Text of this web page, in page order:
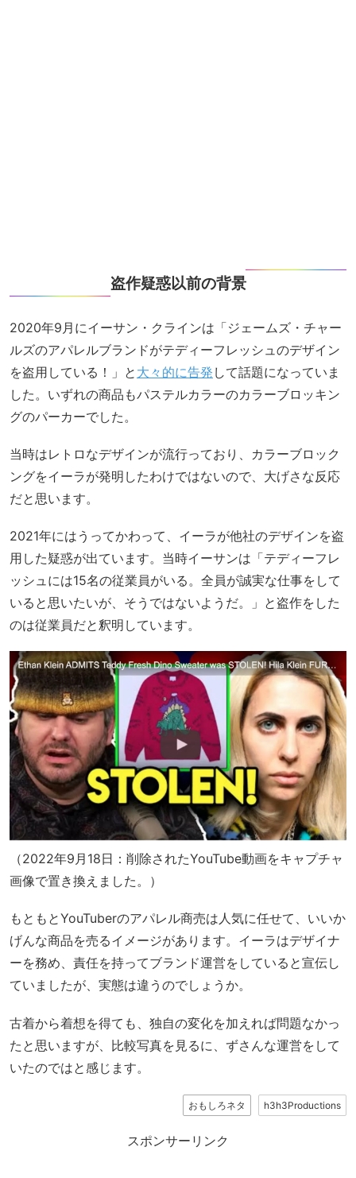
盗作疑惑以前の背景
2020年9月にイーサン・クラインは「ジェームズ・チャー
ルズのアパレルブランドがテディーフレッシュのデザイン
を盗用している！」と 大々的に告発 して話題になっていま
した。いずれの商品もパステルカラーのカラーブロッキン
グのパーカーでした。
当時はレトロなデザインが流行っており、カラーブロック
ングをイーラが発明したわけではないので、大げさな反応
だと思います。
2021年にはうってかわって、イーラが他社のデザインを盗
用した疑惑が出ています。当時イーサンは「テディーフレ
ッシュには15名の従業員がいる。全員が誠実な仕事をして
いると思いたいが、そうではないようだ。」と盗作をした
のは従業員だと釈明しています。
（2022年9月18日：削除されたYouTube動画をキャプチャ
画像で置き換えました。）
もともとYouTuberのアパレル商売は人気に任せて、いいか
げんな商品を売るイメージがあります。イーラはデザイナ
ーを務め、責任を持ってブランド運営をしていると宣伝し
ていましたが、実態は違うのでしょうか。
古着から着想を得ても、独自の変化を加えれば問題なかっ
たと思いますが、比較写真を見るに、ずさんな運営をして
いたのではと感じます。
おもしろネタ h3h3Productions
スポンサーリンク